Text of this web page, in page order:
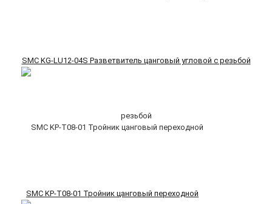
SMC KG-LU12-04S Разветвитель цанговый угловой с резьбой
SMC KP-T08-01 Тройник цанговый переходной